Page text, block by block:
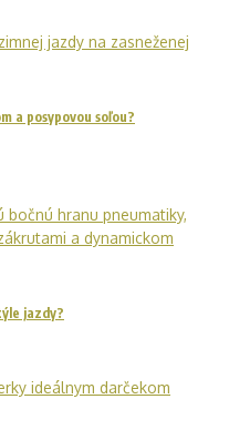
a posypovou soľou?
jazdy?